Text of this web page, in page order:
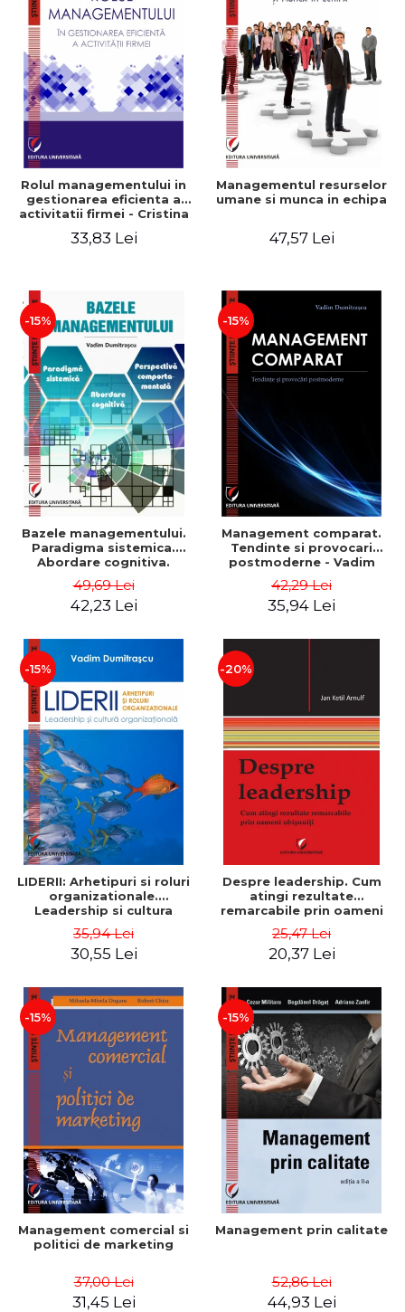
Rolul managementului in
gestionarea eficienta a
activitatii firmei - Cristina
Gabriel Nastase, Mihaela-
33,83 Lei
Managementul resurselor
umane si munca in echipa
47,57 Lei
-15%
Bazele managementului.
Paradigma sistemica.
Abordare cognitiva.
comportamentala - Vadim
Dumitrascu
49,69 Lei
42,23 Lei
-15%
Management comparat.
Tendinte si provocari
postmoderne - Vadim
42,29 Lei
35,94 Lei
-15%
LIDERII: Arhetipuri si roluri
organizationale.
Leadership si cultura
Dumitrascu
35,94 Lei
30,55 Lei
-20%
Despre leadership. Cum
atingi rezultate
remarcabile prin oameni
25,47 Lei
20,37 Lei
-15%
Management comercial si
politici de marketing
37,00 Lei
31,45 Lei
-15%
Management prin calitate
52,86 Lei
44,93 Lei